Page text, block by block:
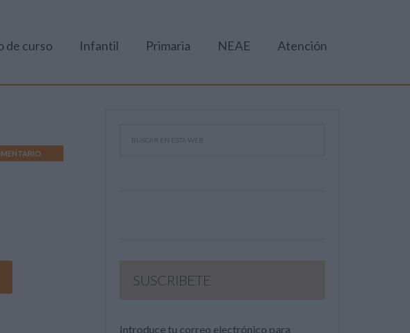
de curso Infantil Primaria NEAE Atención
SUSCRIBETE
Introduce tu correo electrónico para